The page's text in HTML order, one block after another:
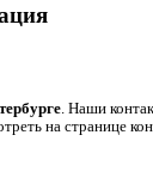
. Наши
на странице